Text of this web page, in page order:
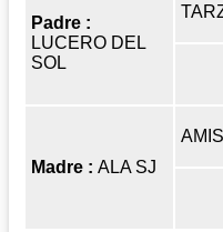
Padre :
LUCERO DEL
SOL
Madre : ALA SJ